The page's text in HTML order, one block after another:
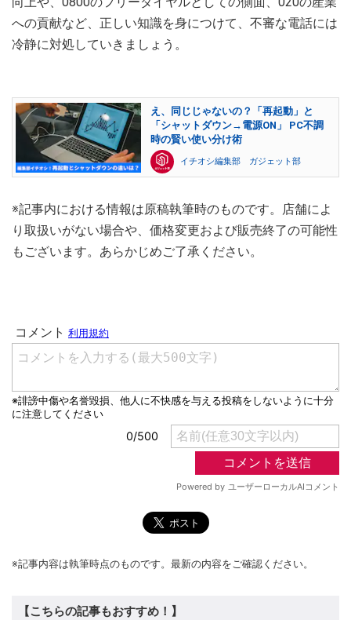
への貢献など、正しい知識を身につけて、不審な電話には
冷静に対処していきましょう。
え、同じじゃないの？「再起動」と
「シャットダウン→電源ON」 PC不調
時の賢い使い分け術
イチオシ編集部 ガジェット部
※記事内における情報は原稿執筆時のものです。店舗によ
り取扱いがない場合や、価格変更および販売終了の可能性
もございます。あらかじめご了承ください。
※記事内容は執筆時点のものです。最新の内容をご確認ください。
【こちらの記事もおすすめ！】